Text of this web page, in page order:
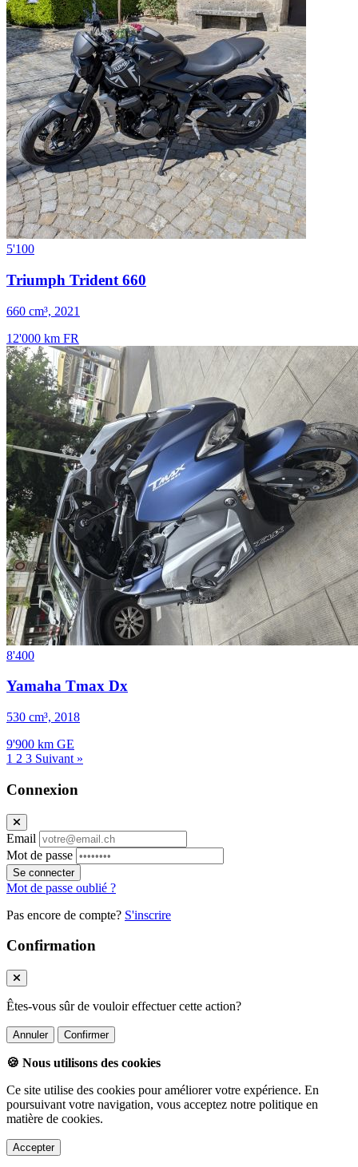
5'100
Triumph Trident 660
660 cm³, 2021
12'000 km FR
8'400
Yamaha Tmax Dx
530 cm³, 2018
9'900 km GE
1 2 3 Suivant »
Connexion
Email
Mot de passe
Se connecter
Mot de passe oublié ?
Pas encore de compte? S'inscrire
Confirmation
Êtes-vous sûr de vouloir effectuer cette action?
Annuler Confirmer
🍪 Nous utilisons des cookies
Ce site utilise des cookies pour améliorer votre expérience. En
poursuivant votre navigation, vous acceptez notre politique en
matière de cookies.
Accepter